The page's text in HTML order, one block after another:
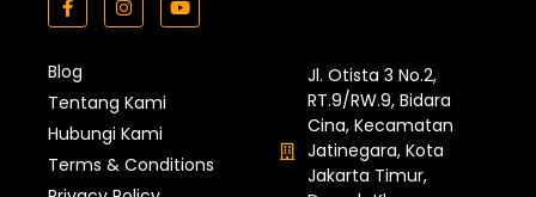
Blog
Tentang Kami
Hubungi Kami
Terms & Conditions
Jl. Otista 3 No.2,
RT.9/RW.9, Bidara
Cina, Kecamatan
Jatinegara, Kota
Jakarta Timur,